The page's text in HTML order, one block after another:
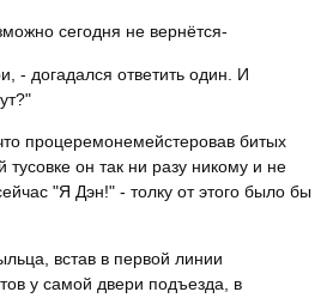
сегодня не вернётся-
- догадался ответить один. И
процеремонемейстеровав битых
тусовке он так ни разу никому и не
"Я Дэн!" - толку от этого было бы
встав в первой линии
у самой двери подъезда, в